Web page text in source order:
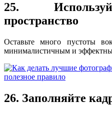
25.
пространство
Оставьте много пустоты
минималистичным и
26. Заполняйте